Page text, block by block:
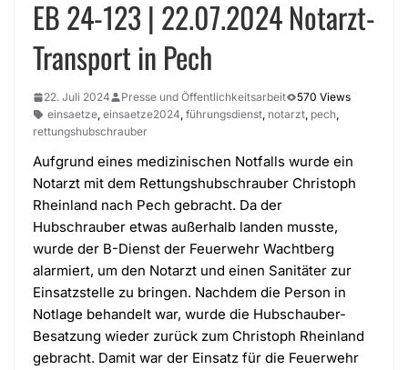
EB 24-123 | 22.07.2024 Notarzt-
Transport in Pech
22. Juli 2024 Presse und Öffentlichkeitsarbeit
570 Views
einsaetze, einsaetze2024, führungsdienst, notarzt, pech,
rettungshubschrauber
Aufgrund eines medizinischen Notfalls wurde ein
Notarzt mit dem Rettungshubschrauber Christoph
Rheinland nach Pech gebracht. Da der
Hubschrauber etwas außerhalb landen musste,
wurde der B-Dienst der Feuerwehr Wachtberg
alarmiert, um den Notarzt und einen Sanitäter zur
Einsatzstelle zu bringen. Nachdem die Person in
Notlage behandelt war, wurde die Hubschauber-
Besatzung wieder zurück zum Christoph Rheinland
gebracht. Damit war der Einsatz für die Feuerwehr